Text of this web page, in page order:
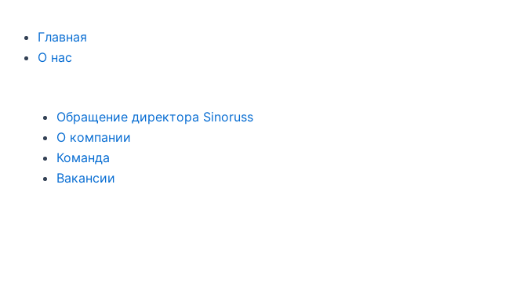
Главная
О нас
Обращение директора Sinoruss
О компании
Команда
Вакансии